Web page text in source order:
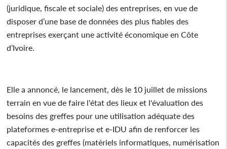
(juridique, fiscale et sociale) des entreprises, en vue de
disposer d’une base de données des plus fiables des
entreprises exerçant une activité économique en Côte
d’Ivoire.
Elle a annoncé, le lancement, dès le 10 juillet de missions
terrain en vue de faire l'état des lieux et l'évaluation des
besoins des greffes pour une utilisation adéquate des
plateformes e-entreprise et e-IDU afin de renforcer les
capacités des greffes (matériels informatiques, numérisation